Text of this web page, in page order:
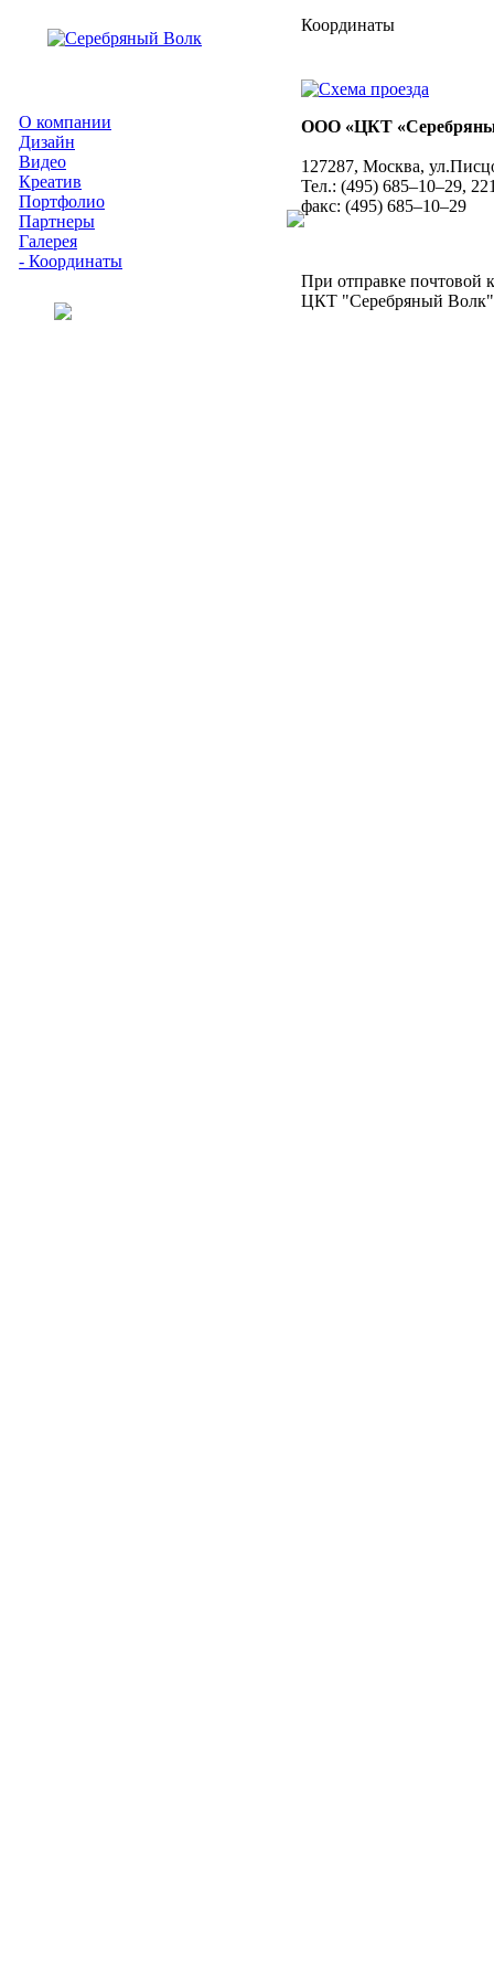
О компании
Дизайн
Видео
Креатив
Портфолио
Партнеры
Галерея
- Координаты
Координаты
ООО «ЦКТ
127287, Москва,
Тел.: (495) 685–10–29,
факс: (495) 685–10–29
При отправке почтовой
ЦКТ "Серебряный Волк"